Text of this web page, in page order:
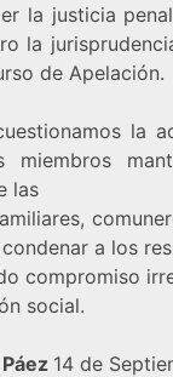
la justicia
la
de Apelación.
la
las
a los
compromiso
social.
14 de